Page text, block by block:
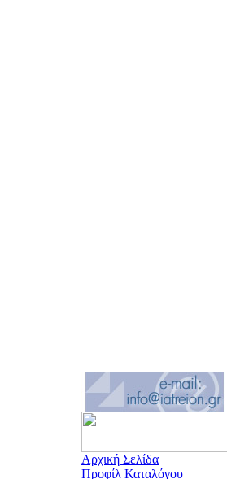
Αρχική Σελίδα
Προφίλ Καταλόγου